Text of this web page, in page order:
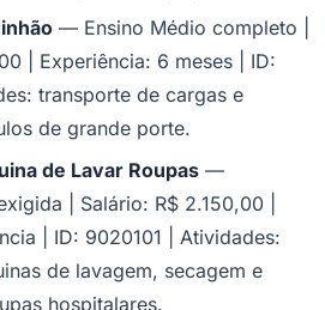
— Ensino Médio completo |
| Experiência: 6 meses | ID:
transporte de cargas e
de grande porte.
de Lavar Roupas—
| Salário: R$ 2.150,00 |
| ID: 9020101 | Atividades:
de lavagem, secagem e
hospitalares.